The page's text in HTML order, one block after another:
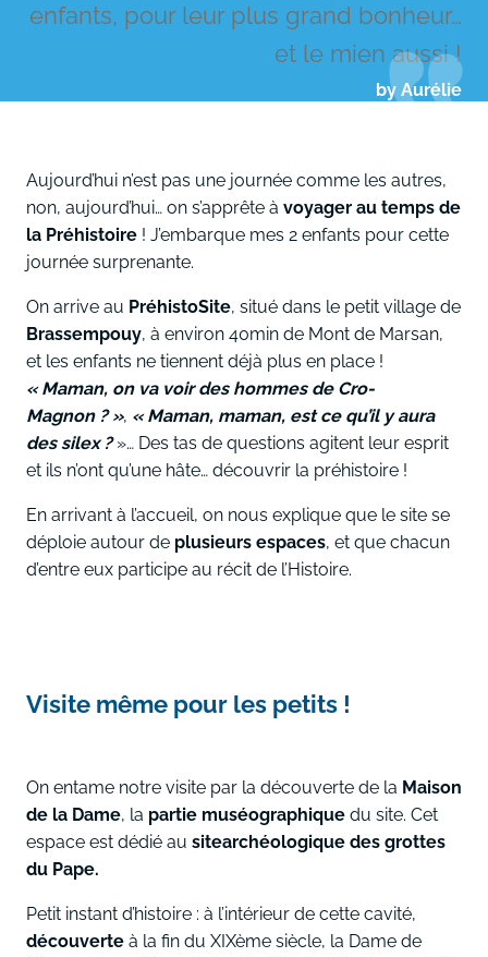
enfants, pour leur plus grand bonheur…
et le mien aussi !
by Aurélie
Aujourd’hui n’est pas une journée comme les autres,
non, aujourd’hui… on s’apprête à voyager au temps de
la Préhistoire ! J’embarque mes 2 enfants pour cette
journée surprenante.
On arrive au PréhistoSite, situé dans le petit village de
Brassempouy, à environ 40min de Mont de Marsan,
et les enfants ne tiennent déjà plus en place !
« Maman, on va voir des hommes de Cro-
Magnon ? », « Maman, maman, est ce qu’il y aura
des silex ?»… Des tas de questions agitent leur esprit
et ils n’ont qu’une hâte… découvrir la préhistoire !
En arrivant à l’accueil, on nous explique que le site se
déploie autour de plusieurs espaces, et que chacun
d’entre eux participe au récit de l’Histoire.
Visite même pour les petits !
On entame notre visite par la découverte de la Maison
de la Dame, la partie muséographique du site. Cet
espace est dédié au sitearchéologique des grottes
du Pape.
Petit instant d’histoire : à l’intérieur de cette cavité,
découverte à la fin du XIXème siècle, la Dame de